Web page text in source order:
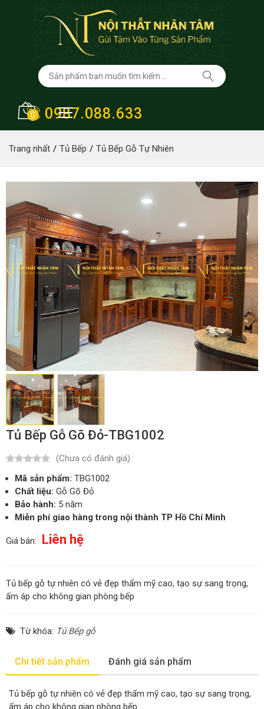
0987.088.633
0
Trang nhất Tủ Bếp Tủ Bếp Gỗ Tự Nhiên
Tủ Bếp Gỗ Gõ Đỏ-TBG1002
(Chưa có đánh giá)
Mã sản phẩm: TBG1002
Chất liệu: Gỗ Gõ Đỏ
Bảo hành: 5 năm
Miễn phí giao hàng trong nội thành TP Hồ Chí Minh
Giá bán: Liên hệ
Tủ bếp gỗ tự nhiên có vẻ đẹp thẩm mỹ cao, tạo sự sang trọng,
ấm áp cho không gian phòng bếp
Từ khóa: Tủ Bếp gỗ
Chi tiết sản phẩm Đánh giá sản phẩm
Tủ bếp gỗ tự nhiên có vẻ đẹp thẩm mỹ cao, tạo sự sang trọng,
ấm áp cho không gian phòng bếp